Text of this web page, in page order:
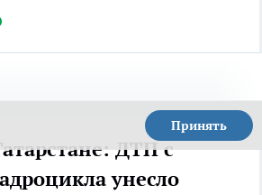
Принять
ДТП с
унесло